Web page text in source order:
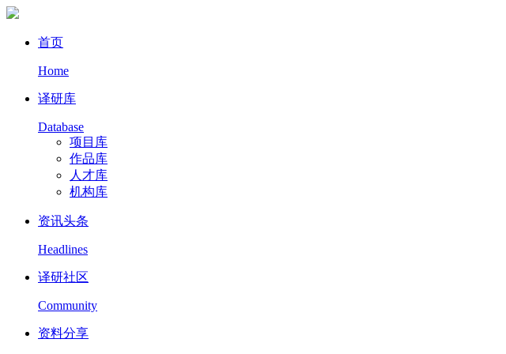
首页
Home
译研库
Database
项目库
作品库
人才库
机构库
资讯头条
Headlines
译研社区
Community
资料分享